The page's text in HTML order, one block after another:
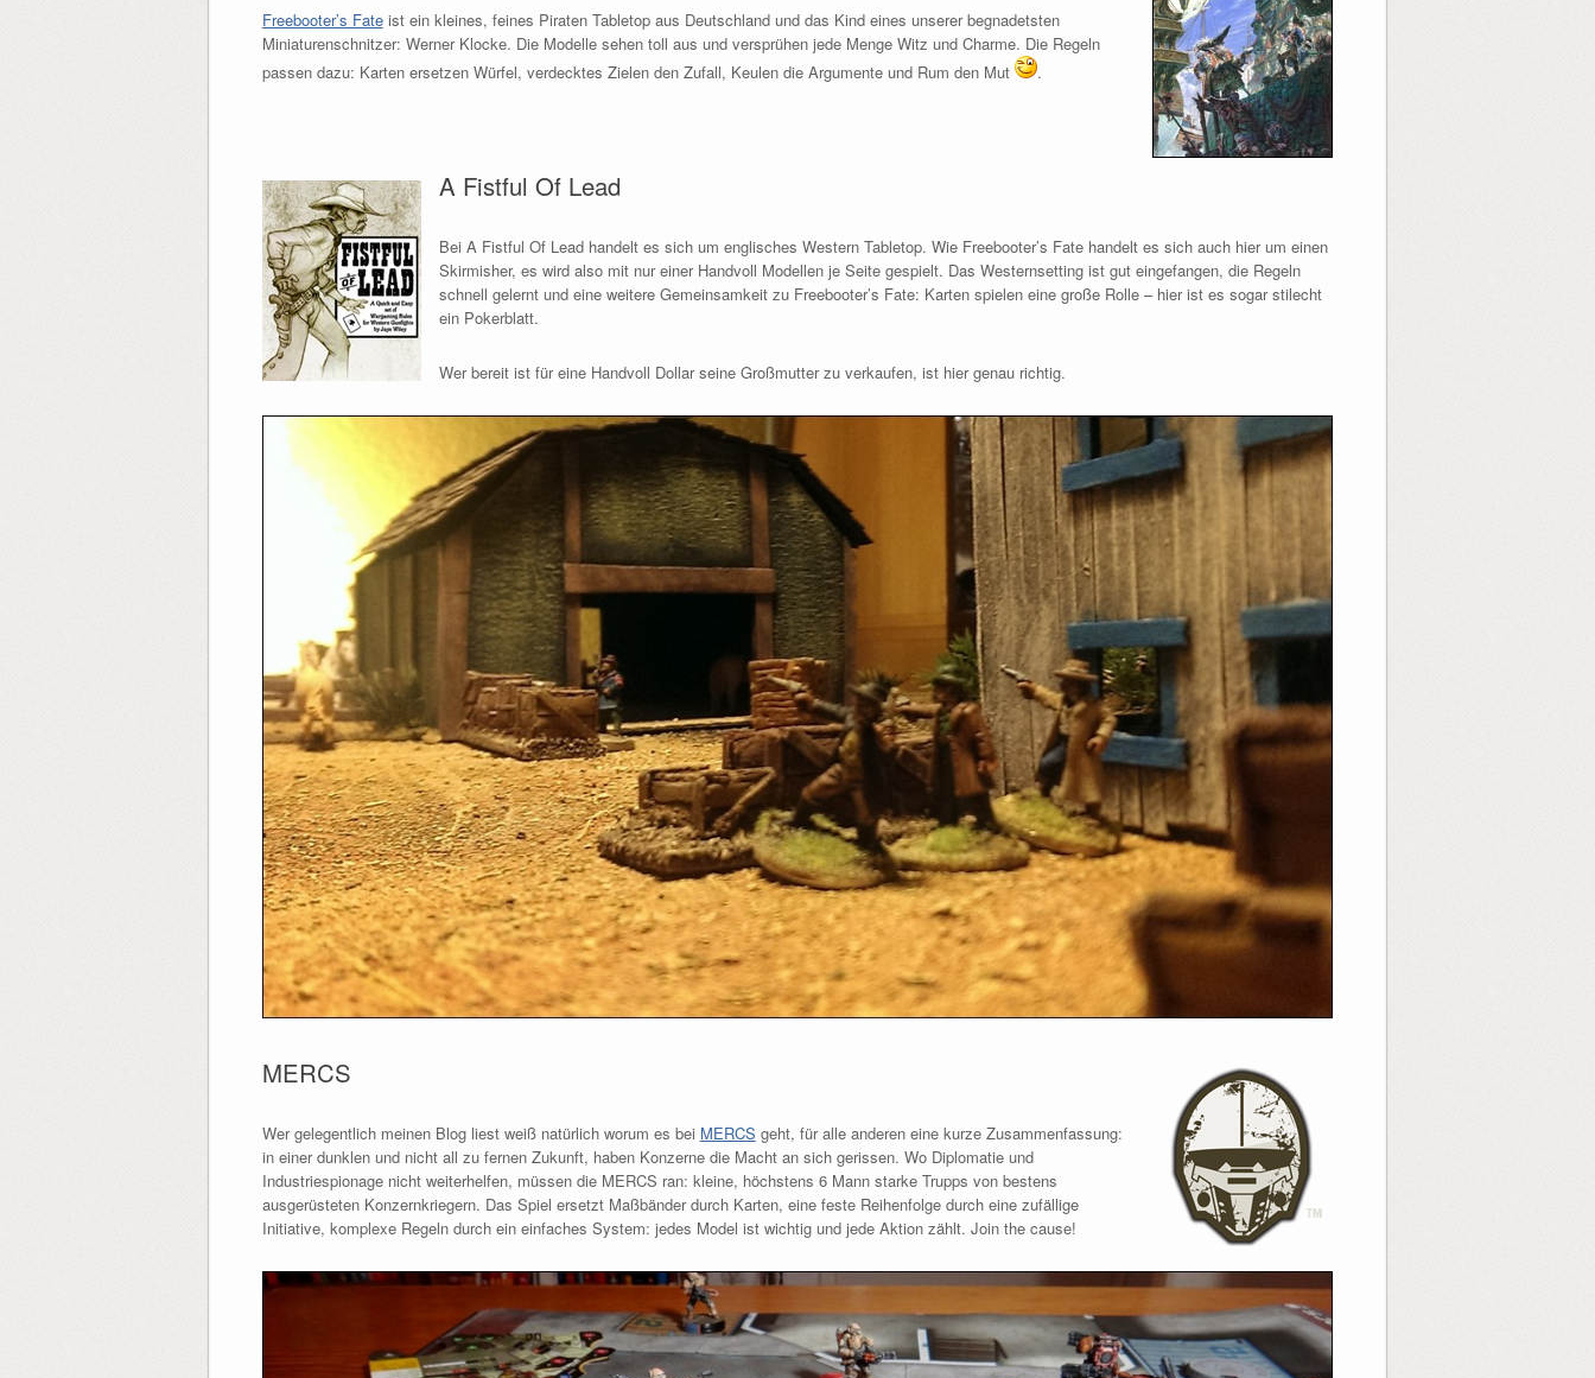
Freebooter’s Fateist ein kleines, feines Piraten Tabletop aus Deutschland und das Kind eines unserer begnadetsten
Miniaturenschnitzer: Werner Klocke. Die Modelle sehen toll aus und versprühen jede Menge Witz und Charme. Die Regeln
passen dazu: Karten ersetzen Würfel, verdecktes Zielen den Zufall, Keulen die Argumente und Rum den Mut
.
A Fistful Of Lead
Bei A Fistful Of Lead handelt es sich um englisches Western Tabletop. Wie Freebooter’s Fate handelt es sich auch hier um einen
Skirmisher, es wird also mit nur einer Handvoll Modellen je Seite gespielt. Das Westernsetting ist gut eingefangen, die Regeln
schnell gelernt und eine weitere Gemeinsamkeit zu Freebooter’s Fate: Karten spielen eine große Rolle – hier ist es sogar stilecht
ein Pokerblatt.
Wer bereit ist für eine Handvoll Dollar seine Großmutter zu verkaufen, ist hier genau richtig.
MERCS
Wer gelegentlich meinen Blog liest weiß natürlich worum es bei MERCS geht, für alle anderen eine kurze Zusammenfassung:
in einer dunklen und nicht all zu fernen Zukunft, haben Konzerne die Macht an sich gerissen. Wo Diplomatie und
Industriespionage nicht weiterhelfen, müssen die MERCS ran: kleine, höchstens 6 Mann starke Trupps von bestens
ausgerüsteten Konzernkriegern. Das Spiel ersetzt Maßbänder durch Karten, eine feste Reihenfolge durch eine zufällige
Initiative, komplexe Regeln durch ein einfaches System: jedes Model ist wichtig und jede Aktion zählt. Join the cause!